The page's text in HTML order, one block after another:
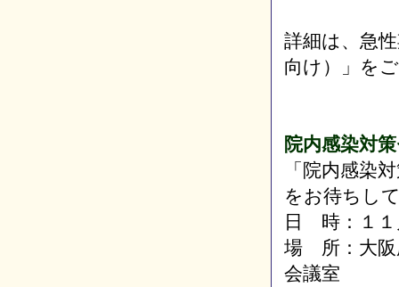
詳細は、急
向け）」を
院内感染対
「院内感染
をお待ちし
日 時：１１
場 所：大阪
会議室